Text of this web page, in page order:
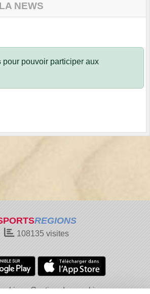
NEWS
pour pouvoir participer aux
REGIONS
108135 visites
Gestion des cookies